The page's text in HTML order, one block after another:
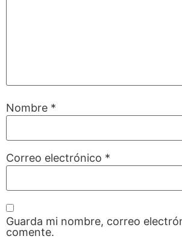
Nombre *
Correo electrónico *
Guarda mi nombre, correo
comente.